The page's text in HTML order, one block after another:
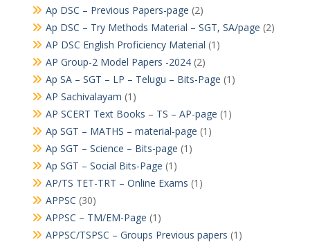
Ap DSC – Previous Papers-page (2)
Ap DSC – Try Methods Material – SGT, SA/page (2)
AP DSC English Proficiency Material (1)
AP Group-2 Model Papers -2024(2)
Ap SA – SGT – LP – Telugu – Bits-Page (1)
AP Sachivalayam (1)
AP SCERT Text Books – TS – AP-page (1)
Ap SGT – MATHS – material-page (1)
Ap SGT – Science – Bits-page (1)
Ap SGT – Social Bits-Page (1)
AP/TS TET-TRT – Online Exams (1)
APPSC (30)
APPSC – TM/EM-Page (1)
APPSC/TSPSC – Groups Previous papers (1)